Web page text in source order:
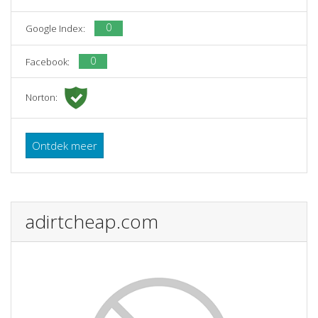
Google Index: 0
Facebook: 0
Norton:
Ontdek meer
adirtcheap.com